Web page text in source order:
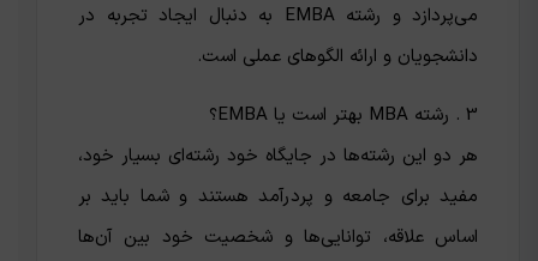
می‌پردازد و رشته EMBA به دنبال ایجاد تجربه در
دانشجویان و ارائه الگوهای عملی است.
3 . رشته MBA بهتر است یا EMBA؟
هر دو این رشته‌ها در جایگاه خود رشته‌ای بسیار خود،
مفید برای جامعه و پردرآمد هستند و شما باید بر
اساس علاقه، توانایی‌ها و شخصیت خود بین آن‌ها